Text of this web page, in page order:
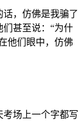
，仿佛是我骗了
甚至说：“为什
他们眼中，仿佛
考场上一个字都写